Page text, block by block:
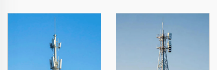
Tour de transmission
nouveau type Pylône
tubulaire de ligne
électrique Pylône
monopole en acier